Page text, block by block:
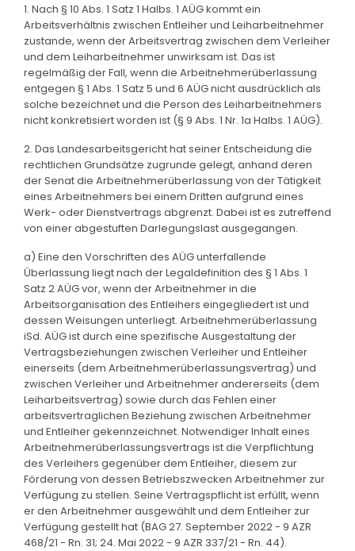
1. Nach § 10 Abs. 1 Satz 1 Halbs. 1 AÜG kommt ein
Arbeitsverhältnis zwischen Entleiher und Leiharbeitnehmer
zustande, wenn der Arbeitsvertrag zwischen dem Verleiher
und dem Leiharbeitnehmer unwirksam ist. Das ist
regelmäßig der Fall, wenn die Arbeitnehmerüberlassung
entgegen § 1 Abs. 1 Satz 5 und 6 AÜG nicht ausdrücklich als
solche bezeichnet und die Person des Leiharbeitnehmers
nicht konkretisiert worden ist (§ 9 Abs. 1 Nr. 1a Halbs. 1 AÜG).
2. Das Landesarbeitsgericht hat seiner Entscheidung die
rechtlichen Grundsätze zugrunde gelegt, anhand deren
der Senat die Arbeitnehmerüberlassung von der Tätigkeit
eines Arbeitnehmers bei einem Dritten aufgrund eines
Werk- oder Dienstvertrags abgrenzt. Dabei ist es zutreffend
von einer abgestuften Darlegungslast ausgegangen.
a) Eine den Vorschriften des AÜG unterfallende
Überlassung liegt nach der Legaldefinition des § 1 Abs. 1
Satz 2 AÜG vor, wenn der Arbeitnehmer in die
Arbeitsorganisation des Entleihers eingegliedert ist und
dessen Weisungen unterliegt. Arbeitnehmerüberlassung
iSd. AÜG ist durch eine spezifische Ausgestaltung der
Vertragsbeziehungen zwischen Verleiher und Entleiher
einerseits (dem Arbeitnehmerüberlassungsvertrag) und
zwischen Verleiher und Arbeitnehmer andererseits (dem
Leiharbeitsvertrag) sowie durch das Fehlen einer
arbeitsvertraglichen Beziehung zwischen Arbeitnehmer
und Entleiher gekennzeichnet. Notwendiger Inhalt eines
Arbeitnehmerüberlassungsvertrags ist die Verpflichtung
des Verleihers gegenüber dem Entleiher, diesem zur
Förderung von dessen Betriebszwecken Arbeitnehmer zur
Verfügung zu stellen. Seine Vertragspflicht ist erfüllt, wenn
er den Arbeitnehmer ausgewählt und dem Entleiher zur
Verfügung gestellt hat (BAG 27. September 2022 - 9 AZR
468/21 - Rn. 31; 24. Mai 2022 - 9 AZR 337/21 - Rn. 44).